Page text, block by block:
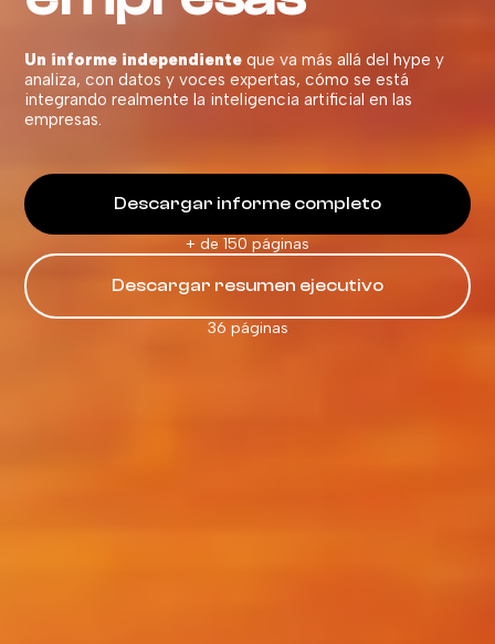
Un informe independiente que va más allá del hype y
analiza, con datos y voces expertas, cómo se está
integrando realmente la inteligencia artificial en las
empresas.
Descargar informe completo
+ de 150 páginas
Descargar resumen ejecutivo
36 páginas